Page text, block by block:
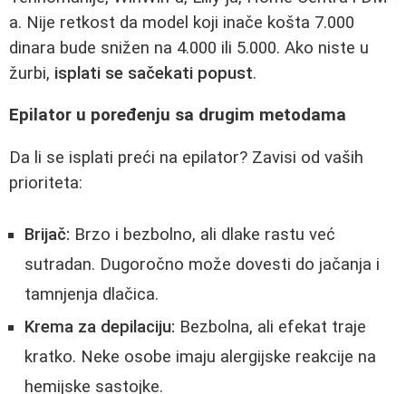
a. Nije retkost da model koji inače košta 7.000
dinara bude snižen na 4.000 ili 5.000. Ako niste u
žurbi, isplati se sačekati popust.
Epilator u poređenju sa drugim metodama
Da li se isplati preći na epilator? Zavisi od vaših
prioriteta:
Brijač: Brzo i bezbolno, ali dlake rastu već
sutradan. Dugoročno može dovesti do jačanja i
tamnjenja dlačica.
Krema za depilaciju: Bezbolna, ali efekat traje
kratko. Neke osobe imaju alergijske reakcije na
hemijske sastojke.